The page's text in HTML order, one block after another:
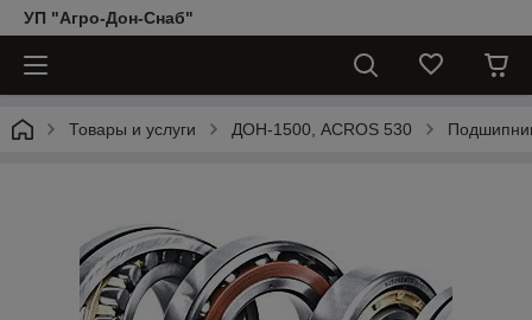
УП "Агро-Дон-Снаб"
Товары и услуги ДОН-1500, АCROS 530